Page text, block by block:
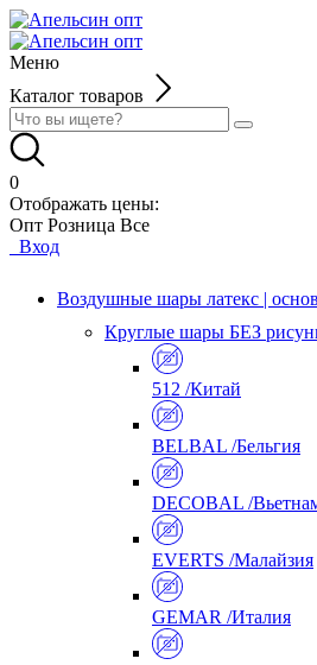
Меню
Каталог товаров
0
Отображать цены:
Опт Розница Все
Вход
Воздушные шары латекс |
Круглые шары БЕЗ
512 /Китай
BELBAL /Бельгия
DECOBAL /
EVERTS /Малайзия
GEMAR /Италия